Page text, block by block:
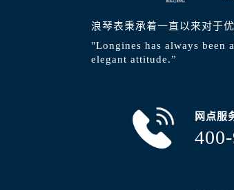
浪琴表秉承着一直以来对于
"Longines has always been
elegant attitude.”
网点服